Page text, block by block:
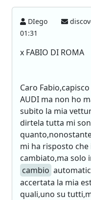
DIego
01:31
x FABIO DI ROMA
Caro
AUDI ma non ho
subito la mia
dirtela tutta mi
mi ha risposto
cambiato,ma solo
cambio
accertata la mia
quali,uno su